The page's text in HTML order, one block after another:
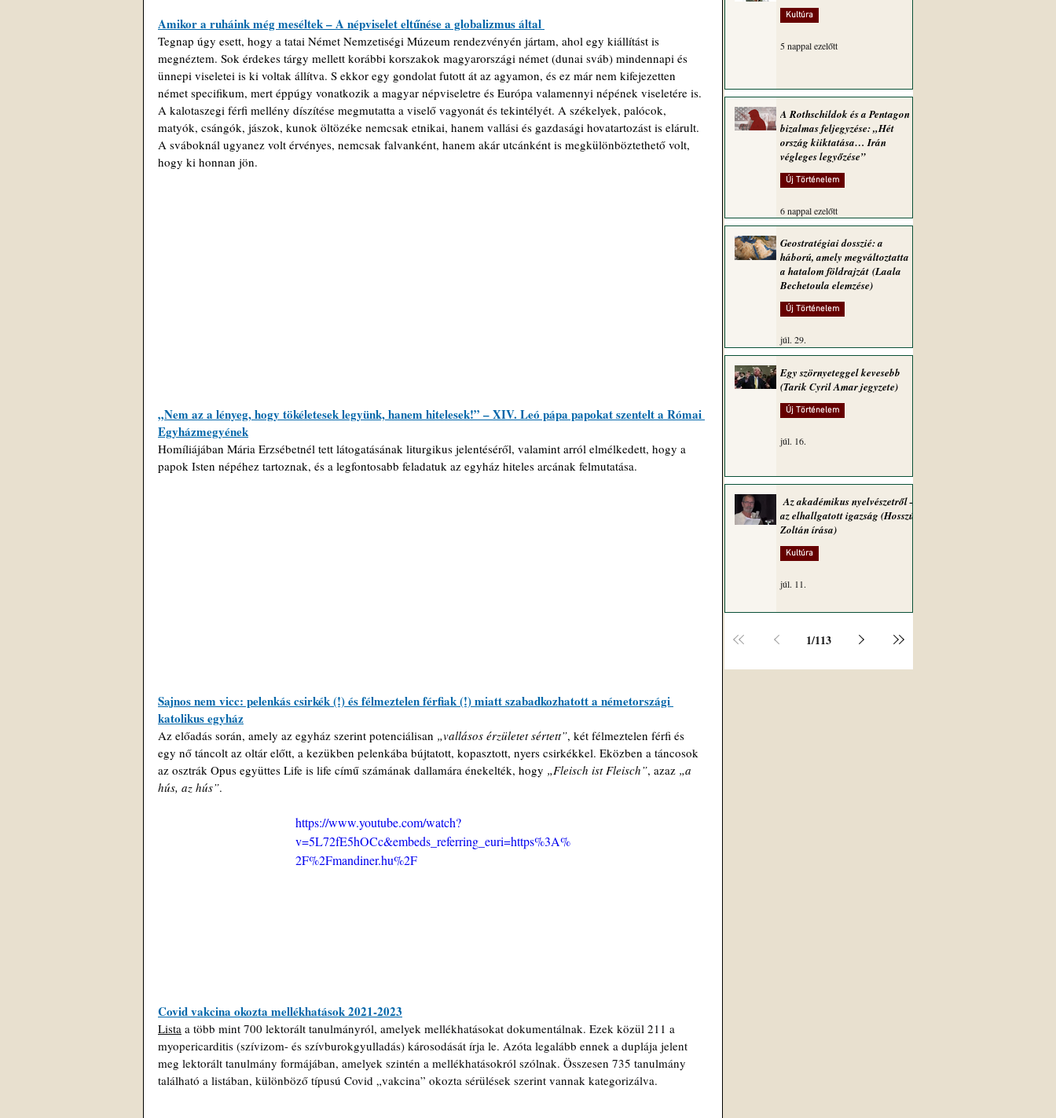
Amikor a ruháink még meséltek – A népviselet eltűnése a globalizmus által
Tegnap úgy esett, hogy a tatai Német Nemzetiségi Múzeum rendezvényén jártam, ahol egy kiállítást is
megnéztem. Sok érdekes tárgy mellett korábbi korszakok magyarországi német (dunai sváb) mindennapi és
ünnepi viseletei is ki voltak állítva. S ekkor egy gondolat futott át az agyamon, és ez már nem kifejezetten
német specifikum, mert éppúgy vonatkozik a magyar népviseletre és Európa valamennyi népének viseletére is.
A kalotaszegi férfi mellény díszítése megmutatta a viselő vagyonát és tekintélyét. A székelyek, palócok,
matyók, csángók, jászok, kunok öltözéke nemcsak etnikai, hanem vallási és gazdasági hovatartozást is elárult.
A sváboknál ugyanez volt érvényes, nemcsak falvanként, hanem akár utcánként is megkülönböztethető volt,
hogy ki honnan jön.
„Nem az a lényeg, hogy tökéletesek legyünk, hanem hitelesek!” – XIV. Leó pápa papokat szentelt a Római
Egyházmegyének
Homíliájában Mária Erzsébetnél tett látogatásának liturgikus jelentéséről, valamint arról elmélkedett, hogy a
papok Isten népéhez tartoznak, és a legfontosabb feladatuk az egyház hiteles arcának felmutatása.
Sajnos nem vicc: pelenkás csirkék (!) és félmeztelen férfiak (!) miatt szabadkozhatott a németországi
katolikus egyház
Az előadás során, amely az egyház szerint potenciálisan „vallásos érzületet sértett”, két félmeztelen férfi és
egy nő táncolt az oltár előtt, a kezükben pelenkába bújtatott, kopasztott, nyers csirkékkel. Eközben a táncosok
az osztrák Opus együttes Life is life című számának dallamára énekelték, hogy „Fleisch ist Fleisch”, azaz „a
hús, az hús”.
https://www.youtube.com/watch?
v=5L72fE5hOCc&embeds_referring_euri=https%3A%
2F%2Fmandiner.hu%2F
Covid vakcina okozta mellékhatások 2021-2023
Lista a több mint 700 lektorált tanulmányról, amelyek mellékhatásokat dokumentálnak. Ezek közül 211 a
myopericarditis (szívizom- és szívburokgyulladás) károsodását írja le. Azóta legalább ennek a duplája jelent
meg lektorált tanulmány formájában, amelyek szintén a mellékhatásokról szólnak. Összesen 735 tanulmány
található a listában, különböző típusú Covid „vakcina” okozta sérülések szerint vannak kategorizálva.
Kultúra
5 nappal ezelőtt
A Rothschildok és a Pentagon
bizalmas feljegyzése: „Hét
ország kiiktatása… Irán
végleges legyőzése”
Új Történelem
6 nappal ezelőtt
Geostratégiai dosszié: a
háború, amely megváltoztatta
a hatalom földrajzát (Laala
Bechetoula elemzése)
Új Történelem
júl. 29.
Egy szörnyeteggel kevesebb
(Tarik Cyril Amar jegyzete)
Új Történelem
júl. 16.
Az akadémikus nyelvészetről –
az elhallgatott igazság (Hosszú
Zoltán írása)
Kultúra
júl. 11.
1/113